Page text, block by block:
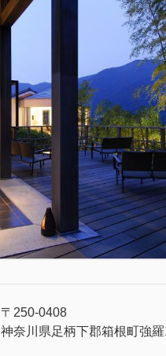
〒250-0408
神奈川県足柄下郡箱根町強